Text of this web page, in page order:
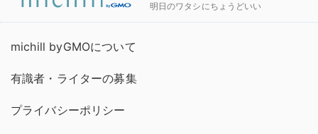
明日のワタシにちょうどいい
michill byGMOについて
有識者・ライターの募集
プライバシーポリシー